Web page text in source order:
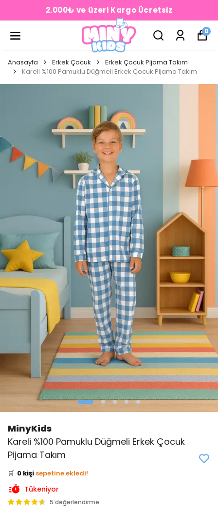
2.000₺ ve üzeri Kargo Ücretsiz
0
Anasayfa Erkek Çocuk
Erkek Çocuk Pijama Takım
Kareli %100 Pamuklu Düğmeli Erkek Çocuk Pijama Takım
MinyKids
Kareli %100 Pamuklu Düğmeli Erkek Çocuk
Pijama Takım
👀 5 kişi
Bu ürünü
🛒 0 kişi sepetine ekledi!
✅ Bugün 0 adet
Tükeniyor
5 değerlendirme